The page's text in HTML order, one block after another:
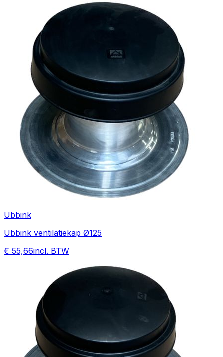
Ubbink
Ubbink ventilatiekap Ø125
€ 55,66incl. BTW